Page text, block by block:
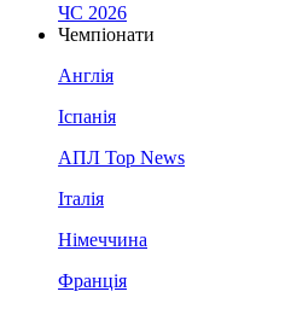
ЧС 2026
Чемпіонати
Англія
Іспанія
АПЛ Top News
Італія
Німеччина
Франція